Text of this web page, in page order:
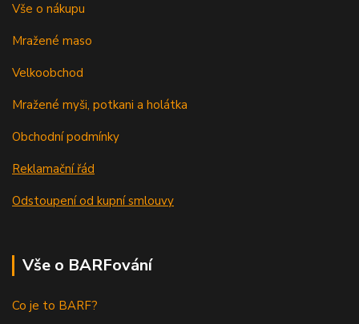
Vše o nákupu
Mražené maso
Velkoobchod
Mražené myši, potkani a holátka
Obchodní podmínky
Reklamační řád
Odstoupení od kupní smlouvy
Vše o BARFování
Co je to BARF?